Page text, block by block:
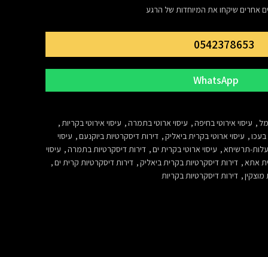
אחרים שיקחו את המיוחדות של הרגע
0542378653
, עיסוי אירוטי בחיפה, עיסוי ארוטי בתמרה, עיסוי אירוטי בקריות,
בעכו, עיסוי ארוטי בקרית ביאליק, דירות דיסקרטיות ביוקנעם, עיסוי
תרשיחא, עיסוי ארוטי בקרית ים, דירות דיסקרטיות בתמרה, עיסוי
אתא, דירות דיסקרטיות בקרית ביאליק, דירות דיסקרטיות קרית ים,
, דירות דיסקרטיות בקריות